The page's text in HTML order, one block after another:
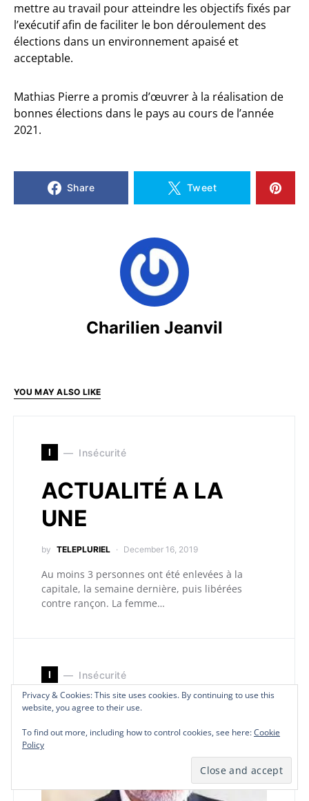
Privacy & Cookies: This site uses cookies. By continuing to use this
website, you agree to their use.
To find out more, including how to control cookies, see here:Cookie
Policy
mettre au travail pour atteindre les objectifs fixés par
l’exécutif afin de faciliter le bon déroulement des
élections dans un environnement apaisé et
acceptable.
Mathias Pierre a promis d’œuvrer à la réalisation de
bonnes élections dans le pays au cours de l’année
2021.
Share Tweet
Charilien Jeanvil
YOU MAY ALSO LIKE
I Insécurité
ACTUALITÉ A LA
UNE
by TELEPLURIEL December 16, 2019
Au moins 3 personnes ont été enlevées à la
capitale, la semaine dernière, puis libérées
contre rançon. La femme…
I
Insécurité
Privacy & Cookies: This site uses cookies. By continuing to use this
website, you agree to their use.
To find out more, including how to control cookies, see here:Cookie
Policy
Privacy & Cookies: This site uses cookies. By continuing to use this
website, you agree to their use.
To find out more, including how to control cookies, see here:Cookie
Policy